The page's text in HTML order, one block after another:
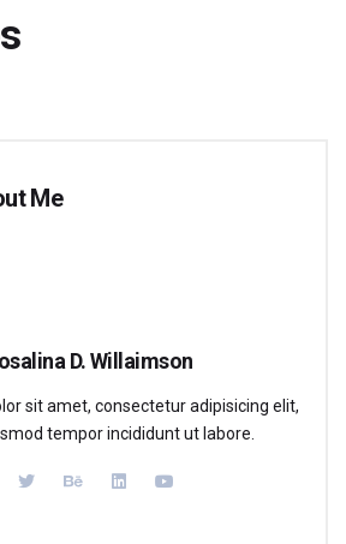
Me
D. Willaimson
sit amet, consectetur adipisicing elit,
tempor incididunt ut labore.